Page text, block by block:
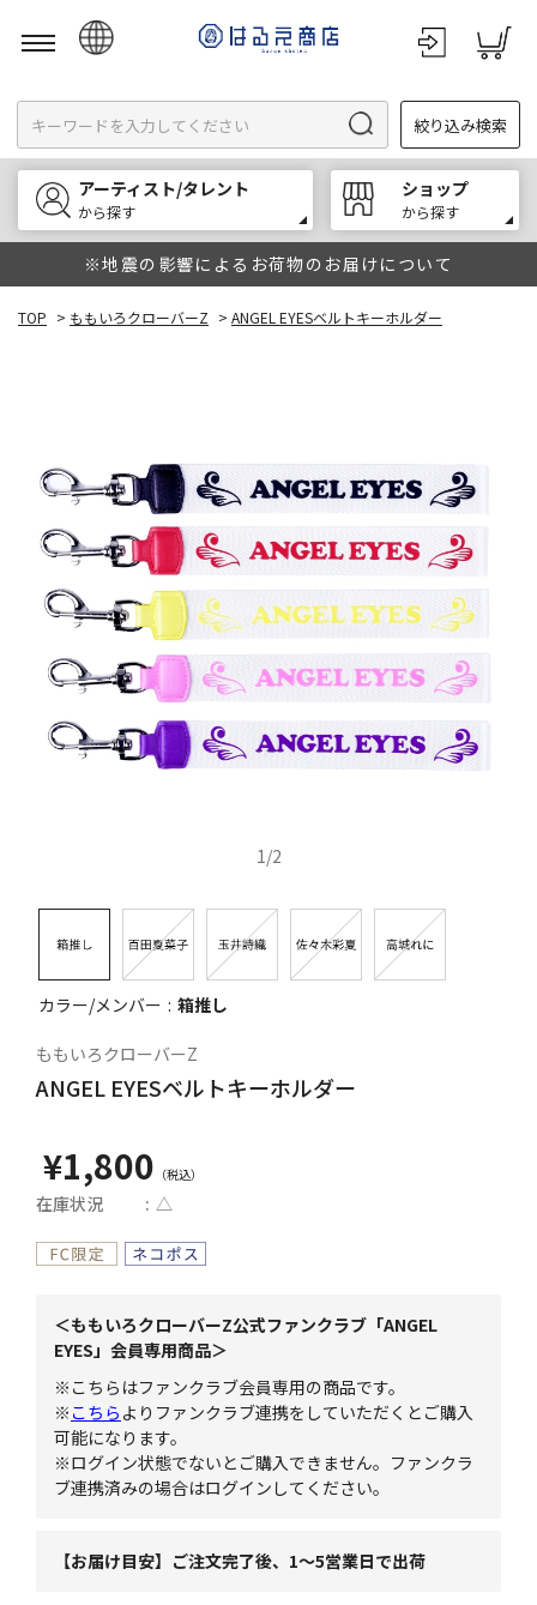
English
한국어
中文
絞り込み検索
アーティスト/タレント
から探す
ショップ
から探す
※地震の影響によるお荷物のお届けについて
TOP > ももいろクローバーZ > ANGEL EYESベルトキーホルダー
1/2
カラー/メンバー 箱推し
ももいろクローバーZ
ANGEL EYESベルトキーホルダー
¥1,800
在庫状況 △
＜ももいろクローバーZ公式ファンクラブ「ANGEL
EYES」会員専用商品＞
※こちらはファンクラブ会員専用の商品です。
※ こちら よりファンクラブ連携をしていただくとご購入
可能になります。
※ログイン状態でないとご購入できません。ファンクラ
ブ連携済みの場合はログインしてください。
【お届け目安】ご注文完了後、1～5営業日で出荷